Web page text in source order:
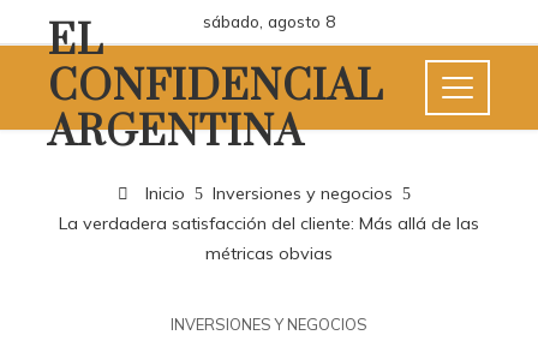
sábado, agosto 8
EL
CONFIDENCIAL
ARGENTINA
Inicio
Inversiones y negocios
La verdadera satisfacción del cliente: Más allá de las
métricas obvias
INVERSIONES Y NEGOCIOS